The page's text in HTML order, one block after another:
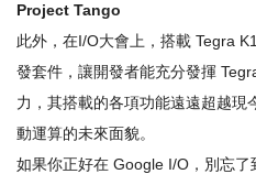
Project Tango
此外，在I/O大會上，搭載 Tegra
發套件，讓開發者能充分發揮
力，其搭載的各項功能遠遠超越現
動運算的未來面貌。
如果你正好在 Google I/O，別忘